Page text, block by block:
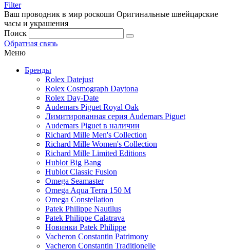
Filter
Ваш проводник в мир роскоши Оригинальные швейцарские
часы и украшения
Поиск
Обратная связь
Меню
Бренды
Rolex Datejust
Rolex Cosmograph Daytona
Rolex Day-Date
Audemars Piguet Royal Oak
Лимитированная серия Audemars Piguet
Audemars Piguet в наличии
Richard Mille Men's Collection
Richard Mille Women's Collection
Richard Mille Limited Editions
Hublot Big Bang
Hublot Classic Fusion
Omega Seamaster
Omega Aqua Terra 150 M
Omega Constellation
Patek Philippe Nautilus
Patek Philippe Calatrava
Новинки Patek Philippe
Vacheron Constantin Patrimony
Vacheron Constantin Traditionelle